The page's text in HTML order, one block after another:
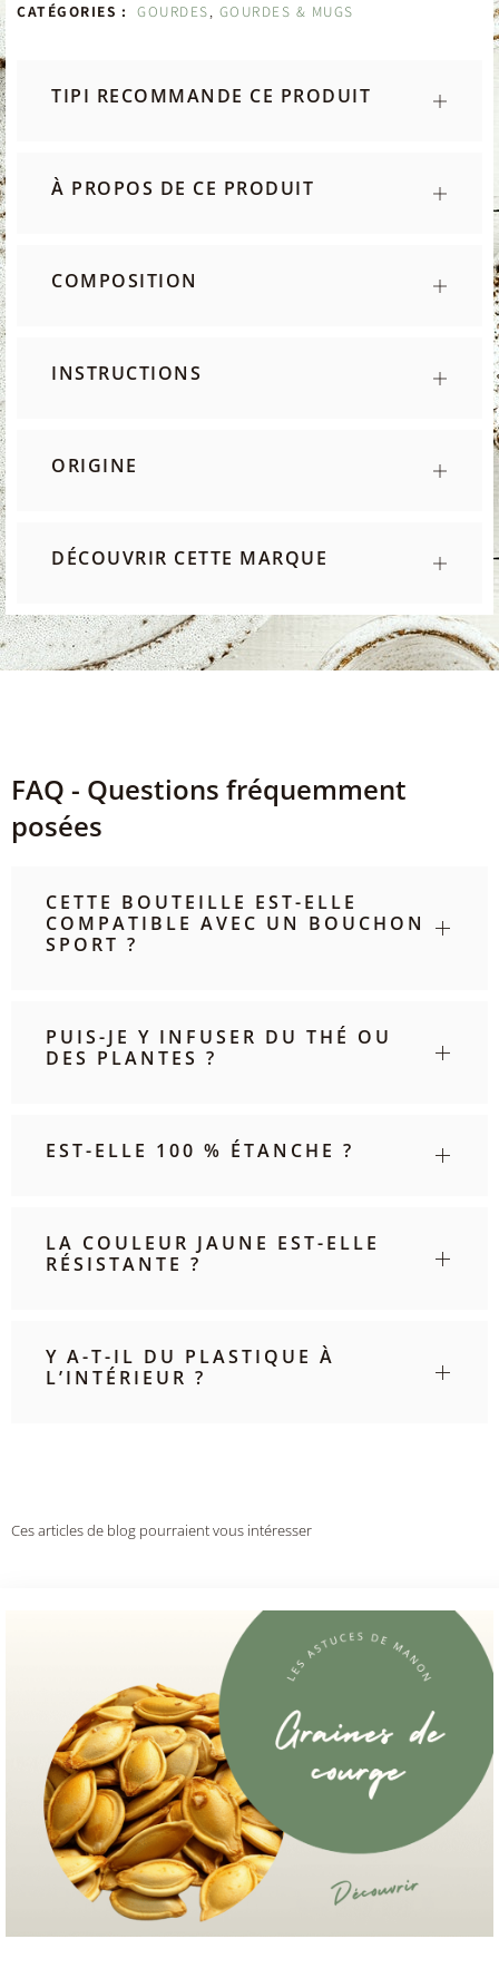
CATÉGORIES :
GOURDES GOURDES & MUGS
TIPI RECOMMANDE CE PRODUIT
À PROPOS DE CE PRODUIT
COMPOSITION
INSTRUCTIONS
ORIGINE
DÉCOUVRIR CETTE MARQUE
FAQ - Questions fréquemment
posées
CETTE BOUTEILLE EST-ELLE
COMPATIBLE AVEC UN BOUCHON
SPORT ?
PUIS-JE Y INFUSER DU THÉ OU
DES PLANTES ?
EST-ELLE 100 % ÉTANCHE ?
LA COULEUR JAUNE EST-ELLE
RÉSISTANTE ?
Y A-T-IL DU PLASTIQUE À
L’INTÉRIEUR ?
Ces articles de blog pourraient vous intéresser